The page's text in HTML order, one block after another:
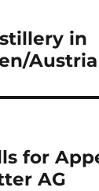
in
for
AG